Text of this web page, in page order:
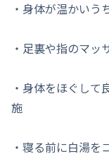
・身体が温かいう
・足裏や指のマッ
・身体をほぐして
施
・寝る前に白湯を